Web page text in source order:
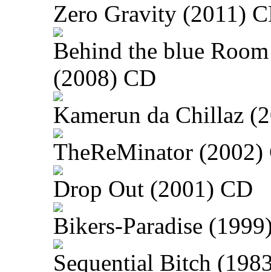
Zero Gravity (2011)
Behind the blue Room
(2008) CD
Kamerun da Chillaz
TheReMinator (2002)
Drop Out (2001) CD
Bikers-Paradise
Sequential Bitch